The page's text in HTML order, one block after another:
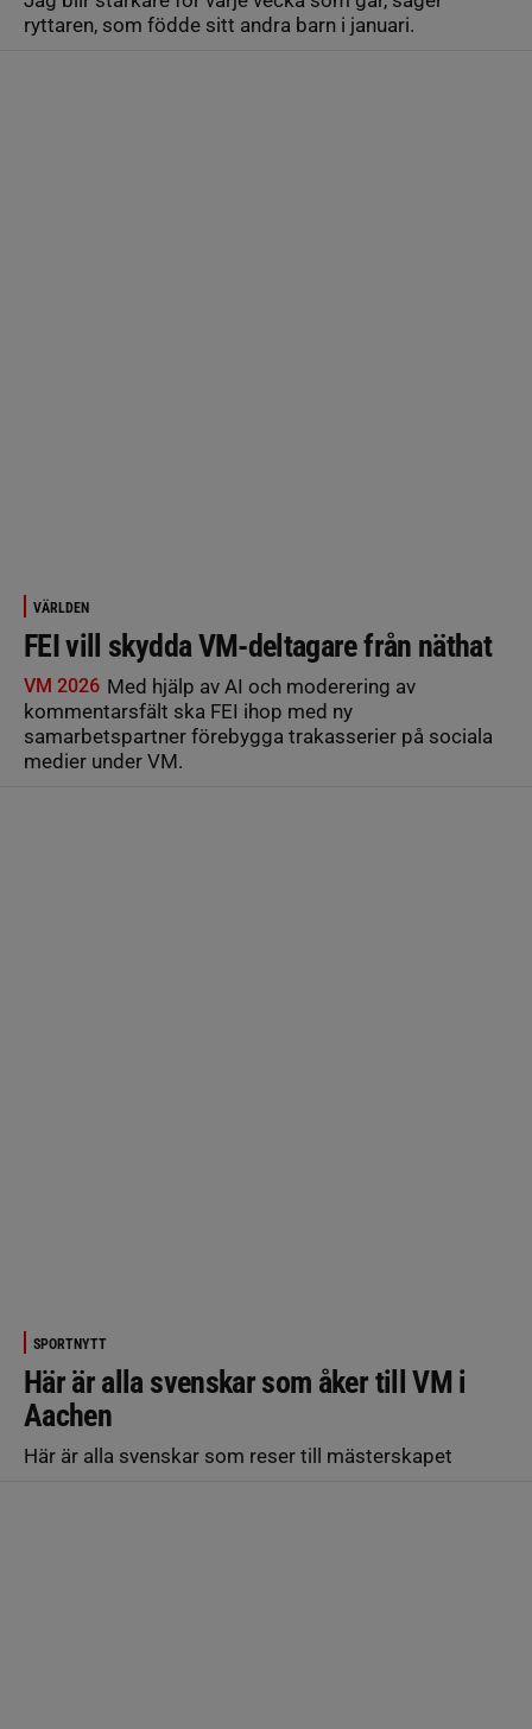
ryttaren, som födde sitt andra barn i januari.
VÄRLDEN
FEI vill skydda VM-deltagare från näthat
VM 2026 Med hjälp av AI och moderering av
kommentarsfält ska FEI ihop med ny
samarbetspartner förebygga trakasserier på sociala
medier under VM.
SPORTNYTT
Här är alla svenskar som åker till VM i
Aachen
Här är alla svenskar som reser till mästerskapet